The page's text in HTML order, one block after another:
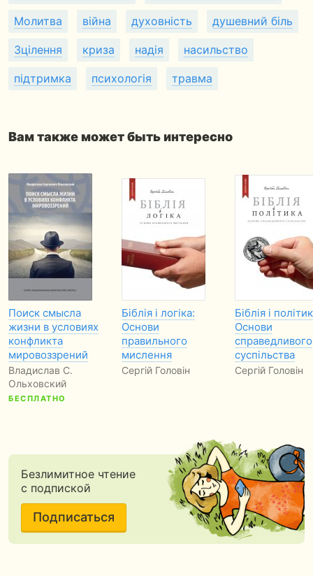
Молитва війна духовність душевний біль
Зцілення криза надія насильство
підтримка психологія травма
Вам также может быть интересно
Поиск смысла
жизни в условиях
конфликта
мировоззрений
Владислав С.
Ольховский
БЕСПЛАТНО
Біблія і логіка:
Основи
правильного
мислення
Сергій Головін
Біблія і
Основи
справедливого
суспільства
Сергій Головін
Безлимитное чтение
с подпиской
Подписаться